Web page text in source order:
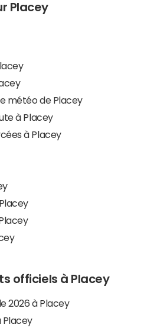
Placey
météo de Placey
à Placey
à Placey
officiels à Placey
2026 à Placey
Placey